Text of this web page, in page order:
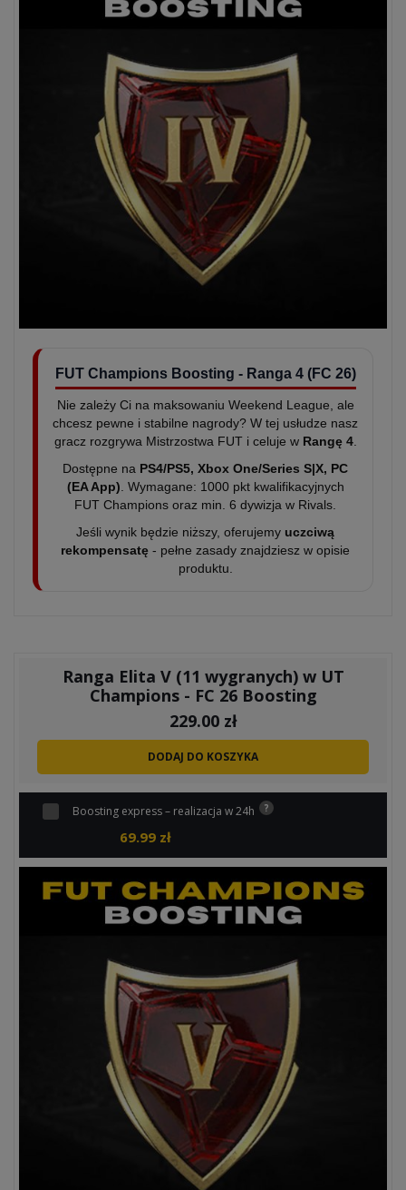
FUT Champions Boosting - Ranga 4 (FC 26)
Nie zależy Ci na maksowaniu Weekend League, ale
chcesz pewne i stabilne nagrody? W tej usłudze nasz
gracz rozgrywa Mistrzostwa FUT i celuje w Rangę 4.
Dostępne na PS4/PS5, Xbox One/Series S|X, PC
(EA App). Wymagane: 1000 pkt kwalifikacyjnych
FUT Champions oraz min. 6 dywizja w Rivals.
Jeśli wynik będzie niższy, oferujemy uczciwą
rekompensatę - pełne zasady znajdziesz w opisie
produktu.
Ranga Elita V (11 wygranych) w UT
Champions - FC 26 Boosting
229.00zł
DODAJ DO KOSZYKA
Boosting express – realizacja w 24h
69.99 zł